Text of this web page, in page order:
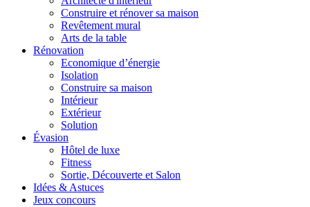
Construire et rénover sa maison
Revêtement mural
Arts de la table
Rénovation
Economique d’énergie
Isolation
Construire sa maison
Intérieur
Extérieur
Solution
Évasion
Hôtel de luxe
Fitness
Sortie, Découverte et Salon
Idées & Astuces
Jeux concours